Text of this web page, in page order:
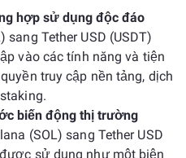
hợp sử dụng độc đáo
sang Tether USD (USDT)
vào các tính năng và tiện
truy cập nền tảng, dịch
biến động thị trường
(SOL) sang Tether USD
sử dụng như một biện